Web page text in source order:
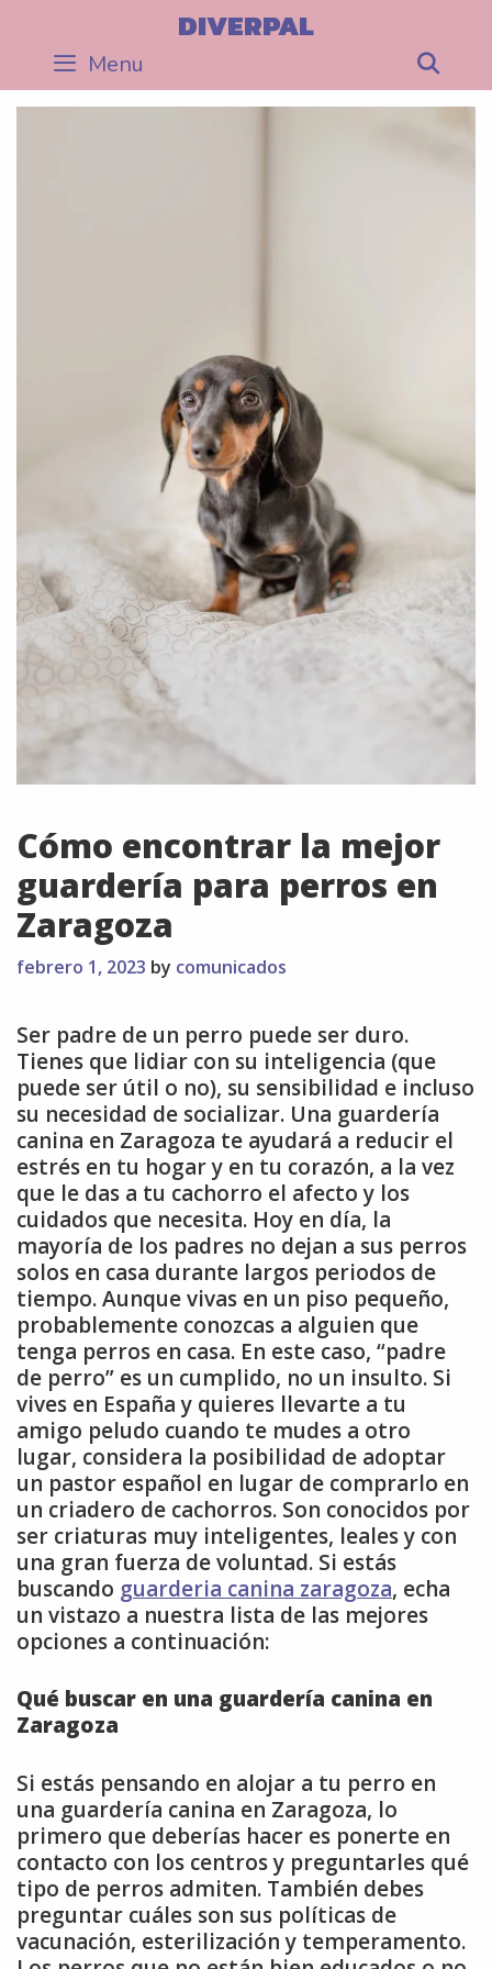
content
DIVERPAL
Menu
Cómo encontrar la mejor
guardería para perros en
Zaragoza
febrero 1, 2023 by comunicados
Ser padre de un perro puede ser duro.
Tienes que lidiar con su inteligencia (que
puede ser útil o no), su sensibilidad e incluso
su necesidad de socializar. Una guardería
canina en Zaragoza te ayudará a reducir el
estrés en tu hogar y en tu corazón, a la vez
que le das a tu cachorro el afecto y los
cuidados que necesita. Hoy en día, la
mayoría de los padres no dejan a sus perros
solos en casa durante largos periodos de
tiempo. Aunque vivas en un piso pequeño,
probablemente conozcas a alguien que
tenga perros en casa. En este caso, “padre
de perro” es un cumplido, no un insulto. Si
vives en España y quieres llevarte a tu
amigo peludo cuando te mudes a otro
lugar, considera la posibilidad de adoptar
un pastor español en lugar de comprarlo en
un criadero de cachorros. Son conocidos por
ser criaturas muy inteligentes, leales y con
una gran fuerza de voluntad. Si estás
buscando guarderia canina zaragoza, echa
un vistazo a nuestra lista de las mejores
opciones a continuación:
Qué buscar en una guardería canina en
Zaragoza
Si estás pensando en alojar a tu perro en
una guardería canina en Zaragoza, lo
primero que deberías hacer es ponerte en
contacto con los centros y preguntarles qué
tipo de perros admiten. También debes
preguntar cuáles son sus políticas de
vacunación, esterilización y temperamento.